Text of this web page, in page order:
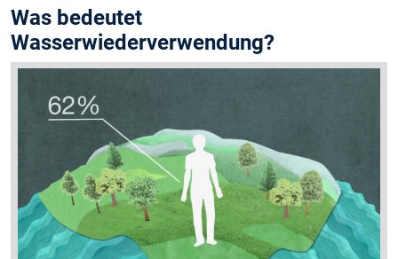
Was bedeutet
Wasserwiederverwendung?